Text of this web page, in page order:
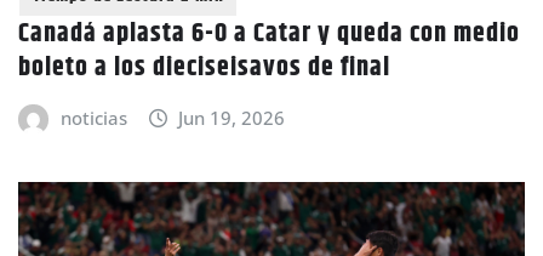
Canadá aplasta 6-0 a Catar y queda con medio
boleto a los dieciseisavos de final
noticias Jun 19, 2026